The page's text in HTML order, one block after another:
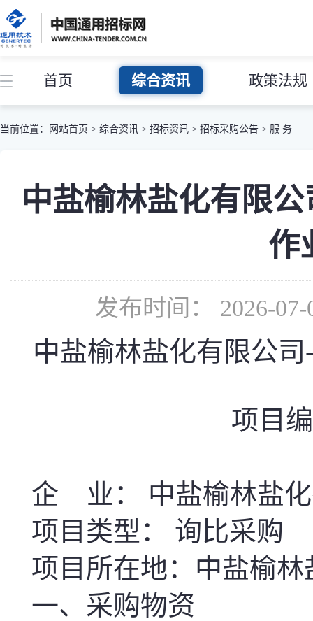
首页 综合资讯 政策法规
当前位置： 网站首页 > 综合资讯 > 招标资讯 > 招标采购公告 > 服 务
中盐榆林盐化有限
作
发布时间： 2026-
中盐榆林盐化有限公
项目
企 业： 中盐榆林盐
项目类型： 询比采购
项目所在地：中盐榆
一、采购物资